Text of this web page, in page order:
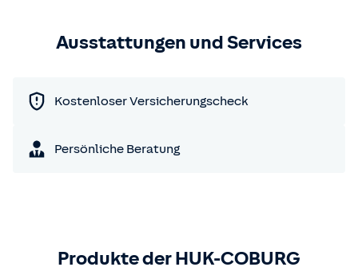
Ausstattungen und Services
Kostenloser Versicherungscheck
Persönliche Beratung
Produkte der HUK-COBURG